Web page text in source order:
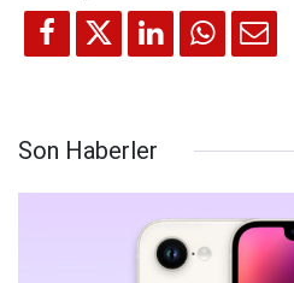
Son Haberler